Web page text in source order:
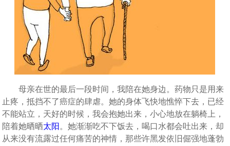
母亲在世的最后一段时间，我陪在她身边。药物只是用来
止疼，抵挡不了癌症的肆虐。她的身体飞快地憔悴下去，已经
不能站立，天好的时候，我会抱她出来，小心地放在躺椅上，
陪着她晒晒太阳 。她渐渐吃不下饭去，喝口水都会吐出来，却
从来没有流露过任何痛苦的神情，那些许黑发依旧倔强地蓬勃